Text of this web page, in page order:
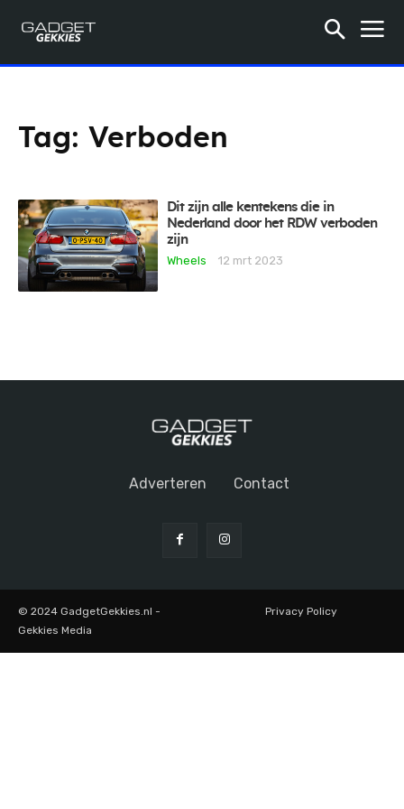
Tag: Verboden
Dit zijn alle kentekens die in
Nederland door het RDW verboden
zijn
Wheels
12 mrt 2023
Adverteren Contact
© 2024 GadgetGekkies.nl -
Gekkies Media
Privacy Policy